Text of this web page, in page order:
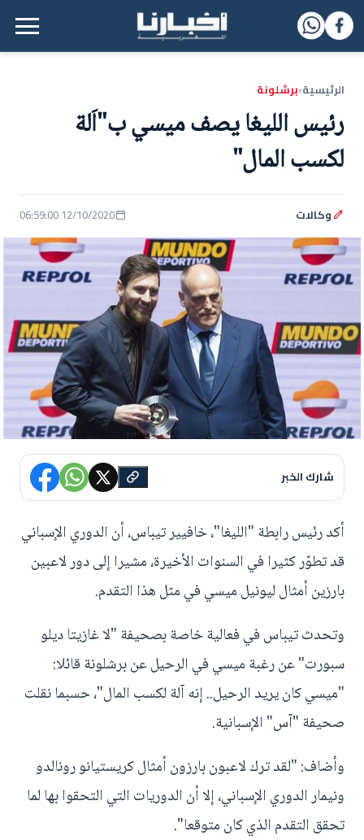
القائمة الرئيسية
الرئيسية‹برشلونة
رئيس الليغا يصف ميسي ب"اَلة
لكسب المال"
وكالات 12/10/2020 06:59:00
شارك الخبر
أكد رئيس رابطة "الليغا"، خافيير تيباس، أن الدوري الإسباني
قد تطوّر كثيرا في السنوات الأخيرة، مشيرا إلى دور لاعبين
بارزين أمثال ليونيل ميسي في مثل هذا التقدم.
وتحدث تيباس في فعالية خاصة بصحيفة "لا غازيتا ديلو
سبورت" عن رغبة ميسي في الرحيل عن برشلونة قائلا:
"ميسي كان يريد الرحيل.. إنه آلة لكسب المال"، حسبما نقلت
صحيفة "آس" الإسبانية.
وأضاف: "لقد ترك لاعبون بارزون أمثال كريستيانو رونالدو
ونيمار الدوري الإسباني، إلا أن الدوريات التي التحقوا بها لما
تحقق التقدم الذي كان متوقعا".